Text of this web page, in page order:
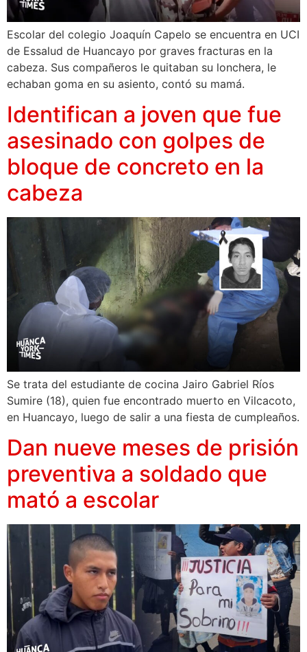
Escolar del colegio Joaquín Capelo se encuentra en UCI
de Essalud de Huancayo por graves fracturas en la
cabeza. Sus compañeros le quitaban su lonchera, le
echaban goma en su asiento, contó su mamá.
Identifican a joven que fue
asesinado con golpes de
bloque de concreto en la
cabeza
Se trata del estudiante de cocina Jairo Gabriel Ríos
Sumire (18), quien fue encontrado muerto en Vilcacoto,
en Huancayo, luego de salir a una fiesta de cumpleaños.
Dan nueve meses de prisión
preventiva a soldado que
mató a escolar